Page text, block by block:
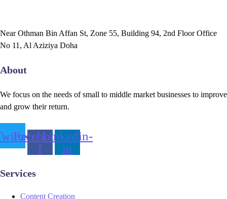
Near Othman Bin Affan St, Zone 55, Building 94, 2nd Floor Office
No 11, Al Aziziya Doha
About
We focus on the needs of small to middle market businesses to improve
and grow their return.
Facebook-
f
Linkedin-
in
Services
Content Creation